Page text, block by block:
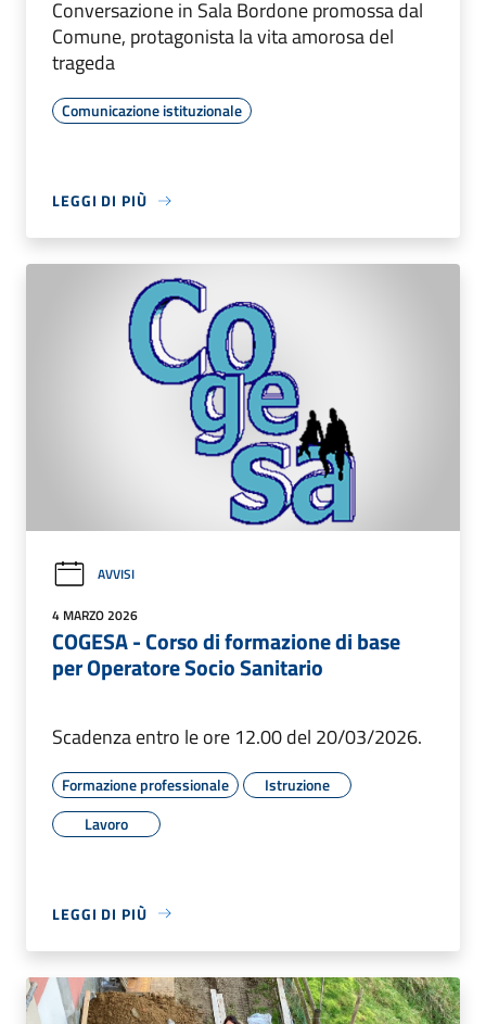
Conversazione in Sala Bordone promossa dal
Comune, protagonista la vita amorosa del
trageda
Comunicazione istituzionale
LEGGI DI PIÙ
AVVISI
4 MARZO 2026
COGESA - Corso di formazione di base
per Operatore Socio Sanitario
Scadenza entro le ore 12.00 del 20/03/2026.
Formazione professionale
Istruzione
Lavoro
LEGGI DI PIÙ